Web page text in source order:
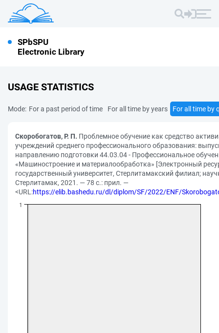
SPbSPU
Electronic Library
USAGE STATISTICS
Mode: For a past period of time For all time by years For all time by
Скоробогатов, Р. П. Проблемное обучение как средство
учреждений среднего профессионального образования:
направлению подготовки 44.03.04 - Профессиональное
«Машиностроение и материалообработка» [Электронный
государственный университет, Стерлитамакский филиал;
Стерлитамак, 2021. — 78 с.: прил. —
<URL:https://elib.bashedu.ru/dl/diplom/SF/2022/ENF/